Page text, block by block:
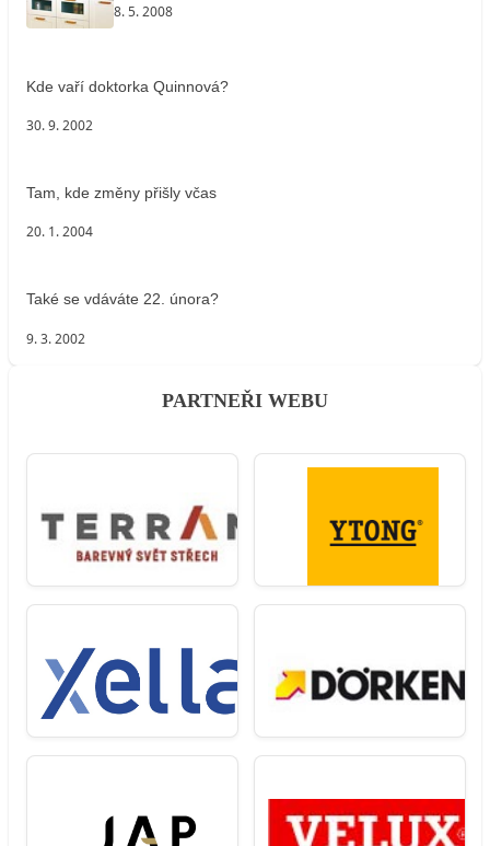
8. 5. 2008
Kde vaří doktorka Quinnová?
30. 9. 2002
Tam, kde změny přišly včas
20. 1. 2004
Také se vdáváte 22. února?
9. 3. 2002
PARTNEŘI WEBU